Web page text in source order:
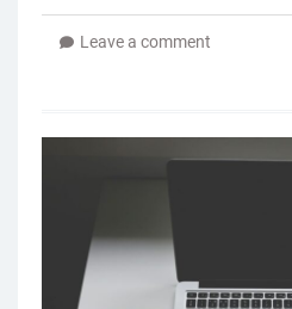
Leave a comment